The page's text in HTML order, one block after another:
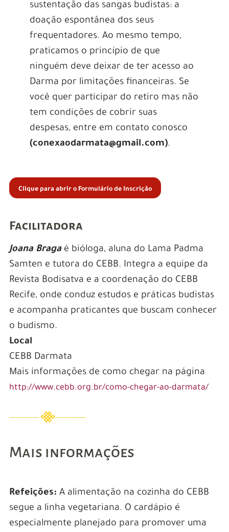
sustentação das sangas budistas: a
doação espontânea dos seus
frequentadores. Ao mesmo tempo,
praticamos o princípio de que
ninguém deve deixar de ter acesso ao
Darma por limitações financeiras. Se
você quer participar do retiro mas não
tem condições de cobrir suas
despesas, entre em contato conosco
(conexaodarmata@gmail.com).
Clique para abrir o Formulário de Inscrição
Facilitadora
Joana Bragaé bióloga, aluna do Lama Padma
Samten e tutora do CEBB. Integra a equipe da
Revista Bodisatva e a coordenação do CEBB
Recife, onde conduz estudos e práticas budistas
e acompanha praticantes que buscam conhecer
o budismo.
Local
CEBB Darmata
Mais informações de como chegar na página
http://www.cebb.org.br/como-chegar-ao-darmata/
Mais informações
Refeições: A alimentação na cozinha do CEBB
segue a linha vegetariana. O cardápio é
especialmente planejado para promover uma